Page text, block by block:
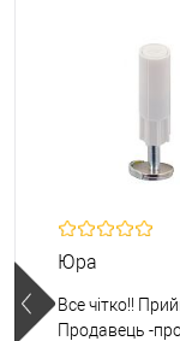
Юра
Все чітко!!
Продавець -